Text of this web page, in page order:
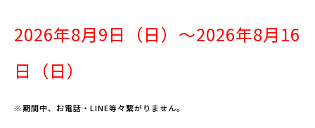
2026年8月9日（日）～2026年8月16
日（日）
※期間中、お電話・LINE等々繋がりません。